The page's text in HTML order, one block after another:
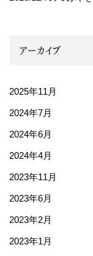
アーカイブ
2025年11月
2024年7月
2024年6月
2024年4月
2023年11月
2023年6月
2023年2月
2023年1月